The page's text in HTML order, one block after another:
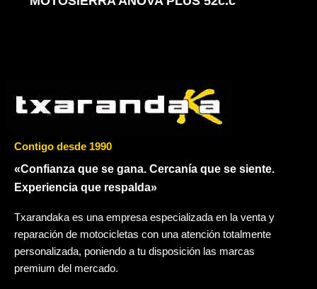
Contigo desde 1990
«Confianza que se gana. Cercanía que se siente.
Experiencia que respalda»
Txarandaka es una empresa especializada en la venta y
reparación de motocicletas con una atención totalmente
personalizada, poniendo a tu disposición las marcas
premium del mercado.